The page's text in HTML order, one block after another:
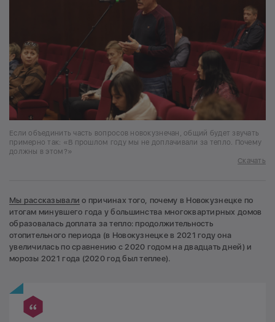
Если объединить часть вопросов новокузнечан, общий будет звучать
примерно так: «В прошлом году мы не доплачивали за тепло. Почему
должны в этом?»
Скачать
Мы рассказывали о причинах того, почему в Новокузнецке по
итогам минувшего года у большинства многоквартирных домов
образовалась доплата за тепло: продолжительность
отопительного периода (в Новокузнецке в 2021 году она
увеличилась по сравнению с 2020 годом на двадцать дней) и
морозы 2021 года (2020 год был теплее).